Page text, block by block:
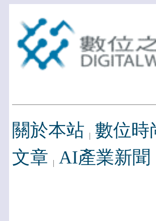
關於本站 數位時
文章 AI產業新聞